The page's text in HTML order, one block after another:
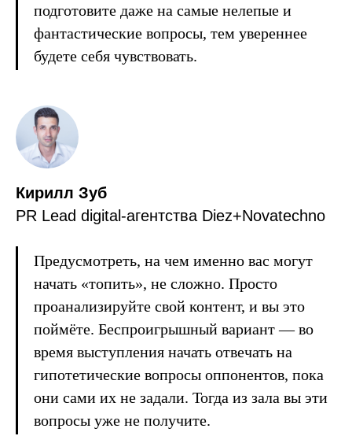
подготовите даже на самые нелепые и
фантастические вопросы, тем увереннее
будете себя чувствовать.
Кирилл Зуб
PR Lead digital-агентства Diez+Novatechno
Предусмотреть, на чем именно вас могут
начать «топить», не сложно. Просто
проанализируйте свой контент, и вы это
поймёте. Беспроигрышный вариант — во
время выступления начать отвечать на
гипотетические вопросы оппонентов, пока
они сами их не задали. Тогда из зала вы эти
вопросы уже не получите.